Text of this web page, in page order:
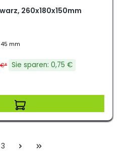
260x180x150mm
45 mm
€* Sie sparen: 0,75 €
3